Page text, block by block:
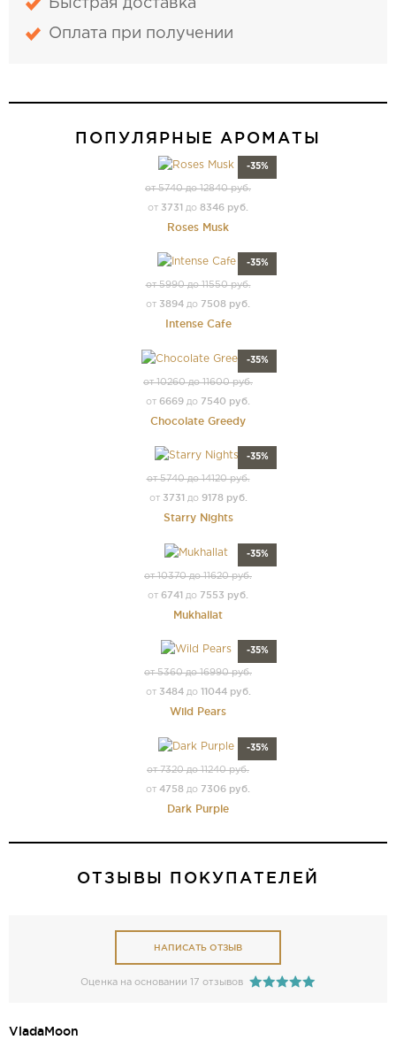
Быстрая доставка
Оплата при получении
ПОПУЛЯРНЫЕ АРОМАТЫ
-35%
от 5740 до 12840 руб.
от 3731 до 8346 руб.
Roses Musk
-35%
от 5990 до 11550 руб.
от 3894 до 7508 руб.
Intense Cafe
-35%
от 10260 до 11600 руб.
от 6669 до 7540 руб.
Chocolate Greedy
-35%
от 5740 до 14120 руб.
от 3731 до 9178 руб.
Starry Nights
-35%
от 10370 до 11620 руб.
от 6741 до 7553 руб.
Mukhallat
-35%
от 5360 до 16990 руб.
от 3484до 11044 руб.
Wild Pears
-35%
от 7320 до 11240 руб.
от 4758 до 7306 руб.
Dark Purple
ОТЗЫВЫ ПОКУПАТЕЛЕЙ
НАПИСАТЬ ОТЗЫВ
Оценка на основании 17 отзывов
VladaMoon